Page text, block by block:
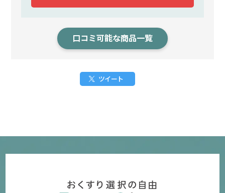
口コミ可能な商品一覧
ツイート